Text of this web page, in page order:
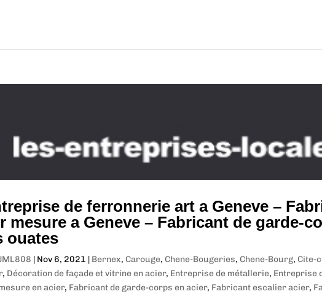
de ferronnerie art a Geneve –
mesure a Geneve – Fabricant de garde-
ouates
| Nov 6, 2021 | Bernex, Carouge, Chene-Bougeries, Chene-Bourg, Cite-
, Décoration de façade et vitrine en acier, Entreprise de métallerie, Entreprise
en acier, Fabricant de garde-corps en acier, Fabricant escalier acier,